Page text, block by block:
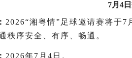
7月4
2026“湘粤情”足球邀请赛将于
秩序安全、有序、畅通。
2026年7月4日。